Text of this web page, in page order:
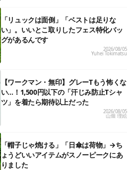
「リュックは面倒」「ベストは足りな
い」。いいとこ取りしたフェス特化バッ
グがあるんです
2026/08/05
Yuhei Tokimatsu
【ワークマン・無印】グレーTもう怖くな
い…！1,500円以下の「汗じみ防止Tシャ
ツ」を着たら期待以上だった
2026/08/05
山畑 理絵
「帽子じゃ焼ける」「日傘は荷物」→ち
ょうどいいアイテムがスノーピークにあ
りました